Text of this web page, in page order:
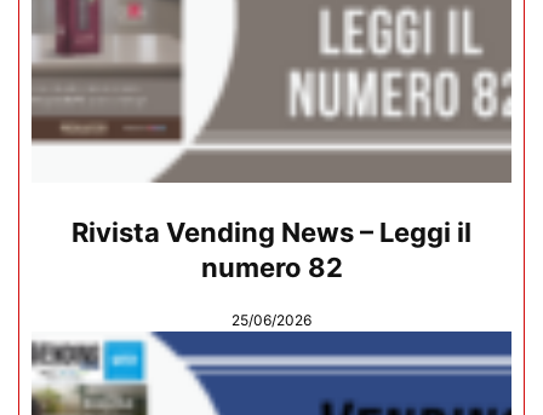
Rivista Vending News – Leggi il
numero 82
25/06/2026